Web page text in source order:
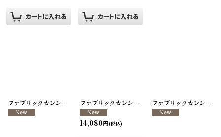
ファブリックカレンダー ・キッチンクロス リメイクパンツ/VINTAGE REMAKE PANTS ファブリックカレンダー ・キッチンクロス リメイクパンツ/VINTAGE REMAKE PANTS
14,080円(税込)
ファブリックカレンダー ・キッチンクロス リメイクパンツ/VINTAGE REMAKE PANTS